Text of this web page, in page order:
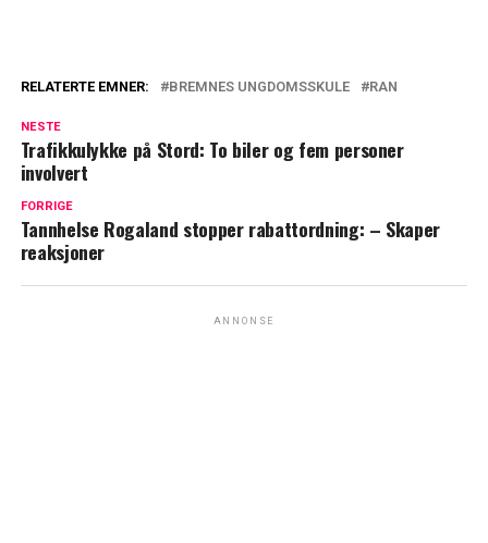
RELATERTE EMNER: BREMNES UNGDOMSSKULE RAN
NESTE
Trafikkulykke på Stord: To biler og fem personer
involvert
FORRIGE
Tannhelse Rogaland stopper rabattordning: – Skaper
reaksjoner
ANNONSE